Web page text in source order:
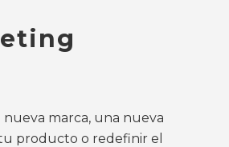
nueva marca, una nueva
producto o redefinir el